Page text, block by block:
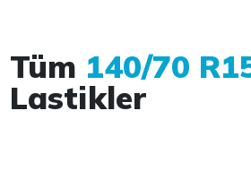
Tüm 140/70
Lastikler